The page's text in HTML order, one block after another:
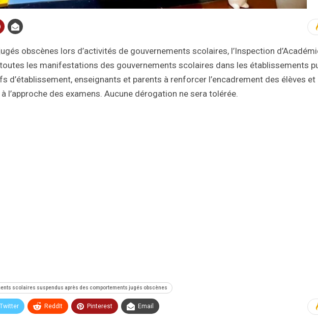
obscènes lors d’activités de gouvernements scolaires, l’Inspection
les manifestations des gouvernements scolaires dans les établissements
d’établissement, enseignants et parents à renforcer l’encadrement des élèves et
l’approche des examens. Aucune dérogation ne sera tolérée.
scolaires suspendus après des comportements jugés obscènes
Twitter ReddIt Pinterest Email